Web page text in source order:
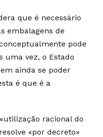
que é necessário
embalagens de
pode
uma vez, o Estado
ainda se poder
é que é a
racional do
«por decreto»